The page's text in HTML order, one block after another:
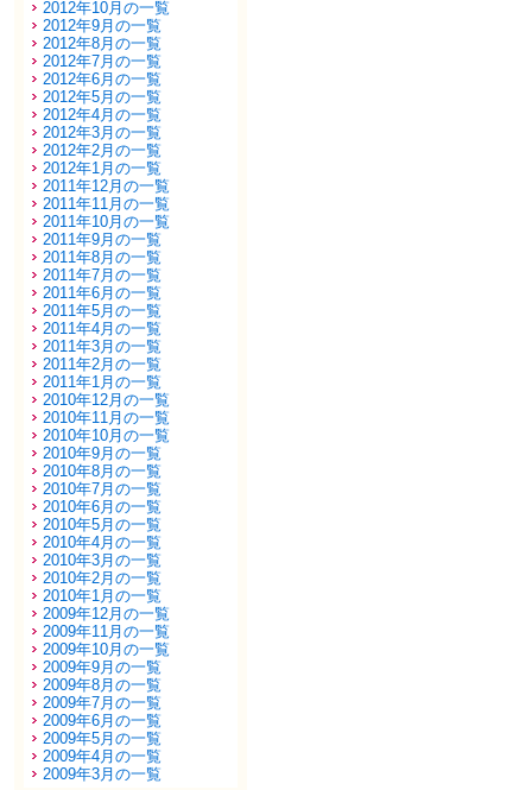
2012年10月の一覧
2012年9月の一覧
2012年8月の一覧
2012年7月の一覧
2012年6月の一覧
2012年5月の一覧
2012年4月の一覧
2012年3月の一覧
2012年2月の一覧
2012年1月の一覧
2011年12月の一覧
2011年11月の一覧
2011年10月の一覧
2011年9月の一覧
2011年8月の一覧
2011年7月の一覧
2011年6月の一覧
2011年5月の一覧
2011年4月の一覧
2011年3月の一覧
2011年2月の一覧
2011年1月の一覧
2010年12月の一覧
2010年11月の一覧
2010年10月の一覧
2010年9月の一覧
2010年8月の一覧
2010年7月の一覧
2010年6月の一覧
2010年5月の一覧
2010年4月の一覧
2010年3月の一覧
2010年2月の一覧
2010年1月の一覧
2009年12月の一覧
2009年11月の一覧
2009年10月の一覧
2009年9月の一覧
2009年8月の一覧
2009年7月の一覧
2009年6月の一覧
2009年5月の一覧
2009年4月の一覧
2009年3月の一覧